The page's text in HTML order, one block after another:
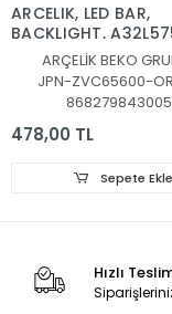
ARCELIK, LED BAR,
BACKLIGHT,
32L6760,
32LE6525B,
32GFB6722,
32GFB6728,
32VLE6730BP,
A32L67525B,
Dortmund
LED
ARÇELİK BEKO
JPN-ZVC65600-
478,00 TL
Sepete Ekle
Hızlı